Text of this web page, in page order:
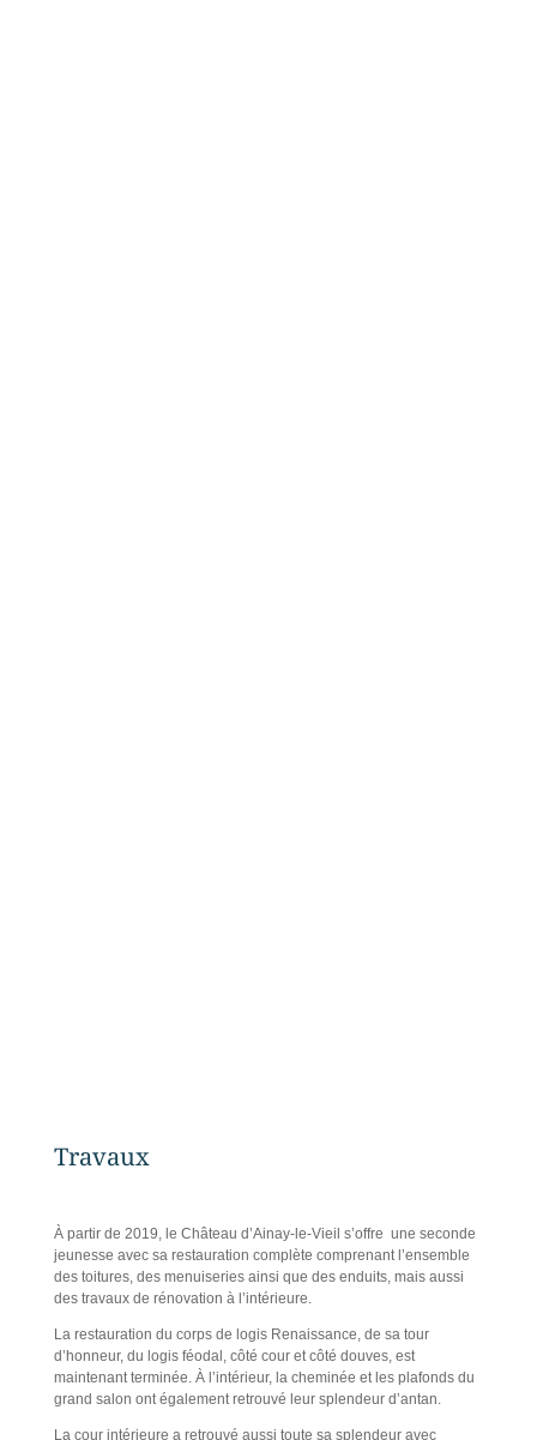
Travaux
À partir de 2019, le Château d’Ainay-le-Vieil s’offre une seconde
jeunesse avec sa restauration complète comprenant l’ensemble
des toitures, des menuiseries ainsi que des enduits, mais aussi
des travaux de rénovation à l’intérieure.
La restauration du corps de logis Renaissance, de sa tour
d’honneur, du logis féodal, côté cour et côté douves, est
maintenant terminée. À l’intérieur, la cheminée et les plafonds du
grand salon ont également retrouvé leur splendeur d’antan.
La cour intérieure a retrouvé aussi toute sa splendeur avec